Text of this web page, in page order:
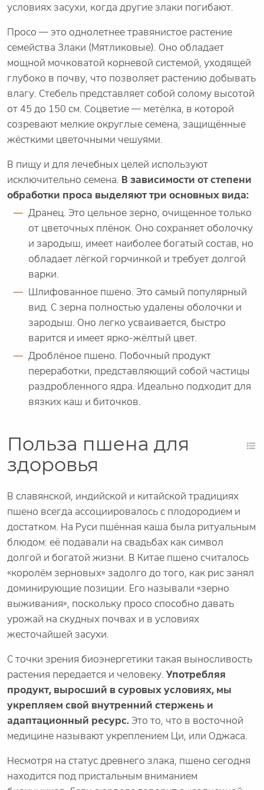
условиях засухи, когда другие злаки погибают.
Просо — это однолетнее травянистое растение
семейства Злаки (Мятликовые). Оно обладает
мощной мочковатой корневой системой, уходящей
глубоко в почву, что позволяет растению добывать
влагу. Стебель представляет собой солому высотой
от 45 до 150 см. Соцветие — метёлка, в которой
созревают мелкие округлые семена, защищённые
жёсткими цветочными чешуями.
В пищу и для лечебных целей используют
исключительно семена. В зависимости от степени
обработки проса выделяют три основных вида:
Дранец. Это цельное зерно, очищенное только
от цветочных плёнок. Оно сохраняет оболочку
и зародыш, имеет наиболее богатый состав, но
обладает лёгкой горчинкой и требует долгой
варки.
Шлифованное пшено. Это самый популярный
вид. С зерна полностью удалены оболочки и
зародыш. Оно легко усваивается, быстро
варится и имеет ярко-жёлтый цвет.
Дроблёное пшено. Побочный продукт
переработки, представляющий собой частицы
раздробленного ядра. Идеально подходит для
вязких каш и биточков.
Польза пшена для
здоровья
В славянской, индийской и китайской традициях
пшено всегда ассоциировалось с плодородием и
достатком. На Руси пшённая каша была ритуальным
блюдом: её подавали на свадьбах как символ
долгой и богатой жизни. В Китае пшено считалось
«королём зерновых» задолго до того, как рис занял
доминирующие позиции. Его называли «зерно
выживания», поскольку просо способно давать
урожай на скудных почвах и в условиях
жесточайшей засухи.
С точки зрения биоэнергетики такая выносливость
растения передается и человеку. Употребляя
продукт, выросший в суровых условиях, мы
укрепляем свой внутренний стержень и
адаптационный ресурс.Это то, что в восточной
медицине называют укреплением Ци, или Оджаса.
Несмотря на статус древнего злака, пшено сегодня
находится под пристальным вниманием